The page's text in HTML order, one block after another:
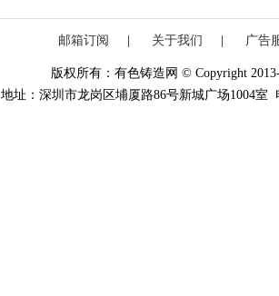
邮箱订阅 关于我们 广告
版权所有：有色铸造网 © Copyright
地址：深圳市龙岗区埔厦路86号新城广场1004室